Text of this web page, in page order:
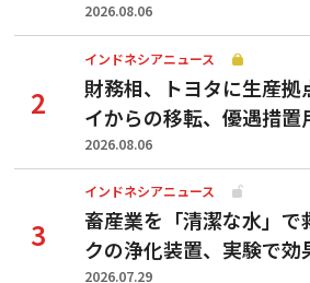
2026.08.06
インドネシアニュース
財務相、トヨタに生産
イからの移転、優遇措置
2026.08.06
インドネシアニュース
畜産業を「清潔な水」で
クの浄化装置、実験で効
2026.07.29